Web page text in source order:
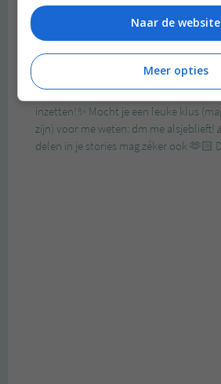
Naar de website
Meer opties